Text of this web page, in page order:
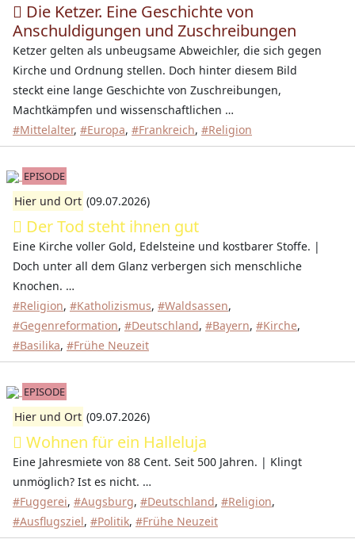
Die Ketzer. Eine Geschichte von
Anschuldigungen und Zuschreibungen
Ketzer gelten als unbeugsame Abweichler, die sich gegen
Kirche und Ordnung stellen. Doch hinter diesem Bild
steckt eine lange Geschichte von Zuschreibungen,
Machtkämpfen und wissenschaftlichen …
#Mittelalter, #Europa, #Frankreich, #Religion
EPISODE
Hier und Ort (09.07.2026)
Der Tod steht ihnen gut
Eine Kirche voller Gold, Edelsteine und kostbarer Stoffe. |
Doch unter all dem Glanz verbergen sich menschliche
Knochen. …
#Religion, #Katholizismus, #Waldsassen,
#Gegenreformation, #Deutschland, #Bayern, #Kirche,
#Basilika, #Frühe Neuzeit
EPISODE
Hier und Ort (09.07.2026)
Wohnen für ein Halleluja
Eine Jahresmiete von 88 Cent. Seit 500 Jahren. | Klingt
unmöglich? Ist es nicht. …
#Fuggerei, #Augsburg, #Deutschland, #Religion,
#Ausflugsziel, #Politik, #Frühe Neuzeit